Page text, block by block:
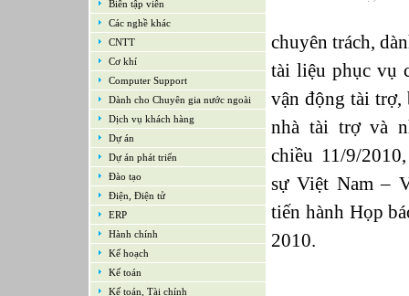
16-09-2022
Trưởng bộ phận Kho
Biên tập viên
Các nghề khác
CNTT
Cơ khí
Computer Support
Dành cho Chuyên gia nước ngoài
Dịch vụ khách hàng
Dự án
Dự án phát triển
Đào tạo
Điện, Điện tử
ERP
Hành chính
Kế hoạch
Kế toán
Kế toán, Tài chính
chuyên trách,
tài liệu phục vụ
vận động tài trợ,
nhà tài trợ và
chiều 11/9/
sự Việt Nam –
tiến hành Họp
2010.